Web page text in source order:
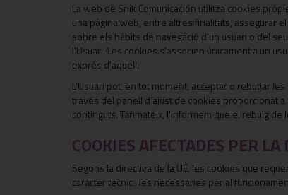
La web de Snik Comunicación utilitza cookies
una pàgina web, entre altres finalitats, assegurar
sobre els hàbits de navegació d'un usuari o del
l'Usuari. Les cookies s'associen únicament a un
exprés d'aquell.
L'Usuari pot, en tot moment, acceptar o rebutjar
través del panell d'ajust de cookies proporcionat
continguts. Tanmateix, l'informem que el rebuig
COOKIES AFECTADES PER
Segons la directiva de la UE, les cookies que
caràcter tècnic i les necessàries per al